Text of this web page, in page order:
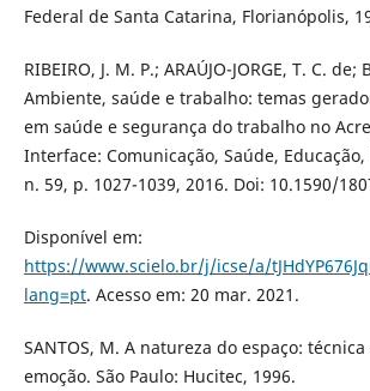
Federal de Santa Catarina, Florianópolis,
RIBEIRO, J. M. P.; ARAÚJO-JORGE, T. C. de;
Ambiente, saúde e trabalho: temas
em saúde e segurança do trabalho no
Interface: Comunicação, Saúde,
n. 59, p. 1027-1039, 2016. Doi: 10.1590/
Disponível em:
https://www.scielo.br/j/icse/a/
lang=pt. Acesso em: 20 mar. 2021.
SANTOS, M. A natureza do espaço:
emoção. São Paulo: Hucitec, 1996.